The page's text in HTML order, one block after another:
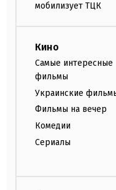
мобилизует ТЦК
Кино
Самые интересные
фильмы
Украинские
Фильмы на вечер
Комедии
Сериалы